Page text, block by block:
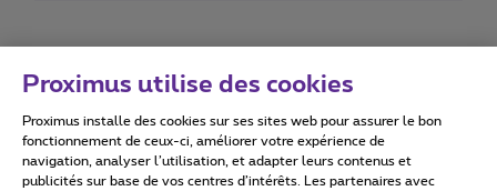
Conditions d'utilisation Accessibility statement
Proximus utilise des cookies
Proximus installe des cookies sur ses sites web pour assurer le bon
fonctionnement de ceux-ci, améliorer votre expérience de
navigation, analyser l’utilisation, et adapter leurs contenus et
publicités sur base de vos centres d’intérêts. Les partenaires avec